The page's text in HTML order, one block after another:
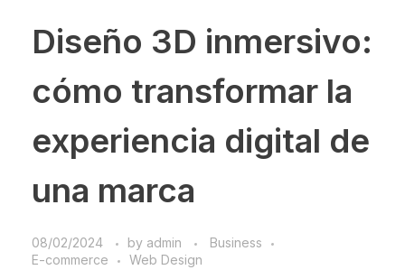
Diseño 3D inmersivo:
cómo transformar la
experiencia digital de
una marca
08/02/2024 by admin
Business
E-commerce
Web Design